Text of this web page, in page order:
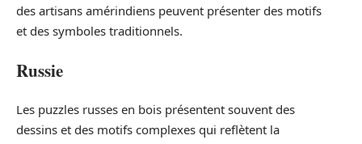
des artisans amérindiens peuvent présenter des motifs
et des symboles traditionnels.
Russie
Les puzzles russes en bois présentent souvent des
dessins et des motifs complexes qui reflètent la